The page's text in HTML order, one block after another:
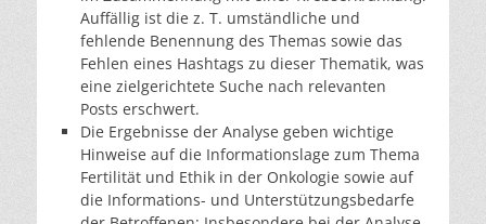
Auffällig ist die z. T. umständliche und
fehlende Benennung des Themas sowie das
Fehlen eines Hashtags zu dieser Thematik, was
eine zielgerichtete Suche nach relevanten
Posts erschwert.
Die Ergebnisse der Analyse geben wichtige
Hinweise auf die Informationslage zum Thema
Fertilität und Ethik in der Onkologie sowie auf
die Informations- und Unterstützungsbedarfe